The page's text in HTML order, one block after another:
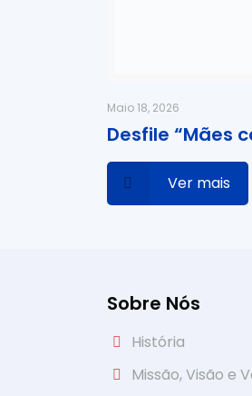
Maio 18, 2026
Desfile “Mães
Ver mais
Sobre Nós
História
Missão, Visão e